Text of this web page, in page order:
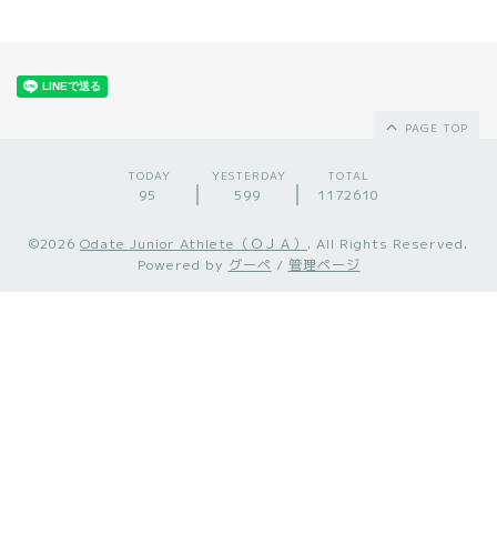
PAGE TOP
TODAY
95
YESTERDAY
599
TOTAL
1172610
©2026 Odate Junior Athlete（ＯＪＡ） . All Rights Reserved.
Powered by グーペ / 管理ページ